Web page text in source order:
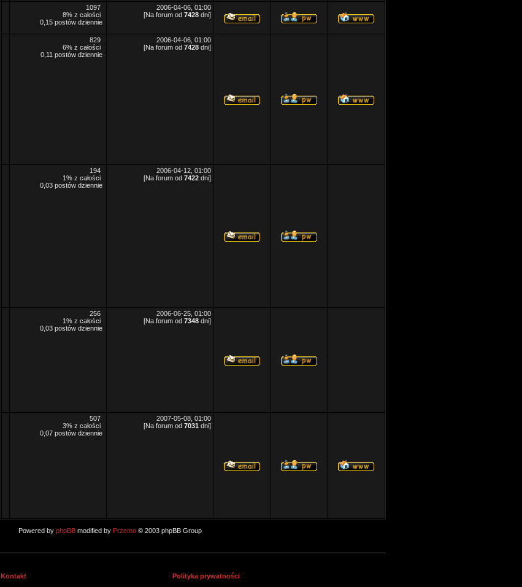
1097
8% z całości
0,15 postów dziennie
2006-04-06, 01:00
[Na forum od 7428 dni]
829
6% z całości
0,11 postów dziennie
2006-04-06, 01:00
[Na forum od 7428 dni]
194
1% z całości
0,03 postów dziennie
2006-04-12, 01:00
[Na forum od 7422 dni]
256
1% z całości
0,03 postów dziennie
2006-06-25, 01:00
[Na forum od 7348 dni]
507
3% z całości
0,07 postów dziennie
2007-05-08, 01:00
[Na forum od 7031 dni]
Powered by phpBBmodified by Przemo© 2003 phpBB Group
Kontakt Polityka prywatności